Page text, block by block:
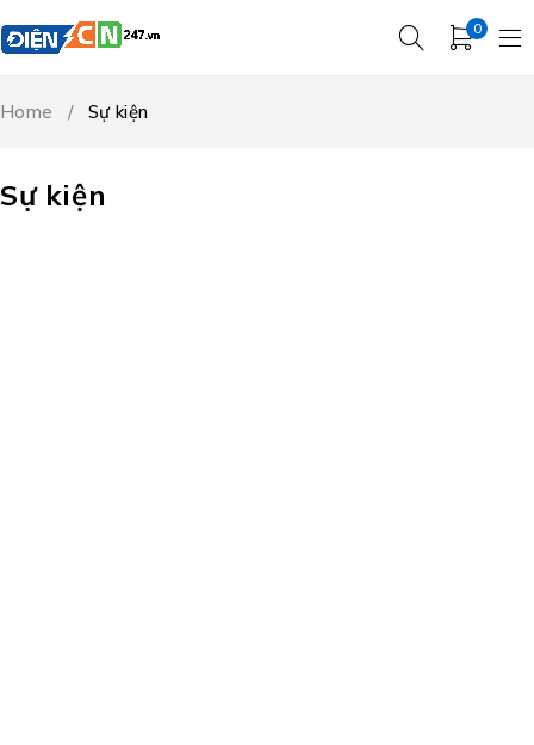
0
Sự kiện
Home / Sự kiện